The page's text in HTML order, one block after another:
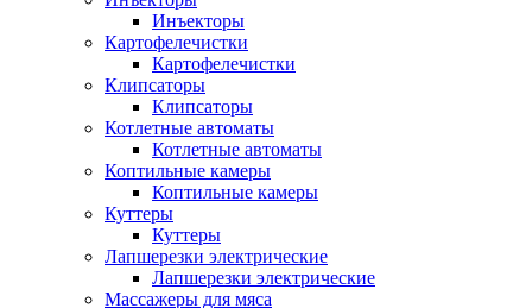
Инъекторы
Картофелечистки
Картофелечистки
Клипсаторы
Клипсаторы
Котлетные автоматы
Котлетные автоматы
Коптильные камеры
Коптильные камеры
Куттеры
Куттеры
Лапшерезки электрические
Лапшерезки электрические
Массажеры для мяса